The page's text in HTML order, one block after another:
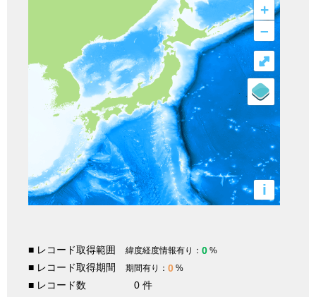
+
–
i
⤢
■ レコード取得範囲 緯度経度情報有り： 0 %
■ レコード取得期間 期間有り： 0 %
■ レコード数 0 件